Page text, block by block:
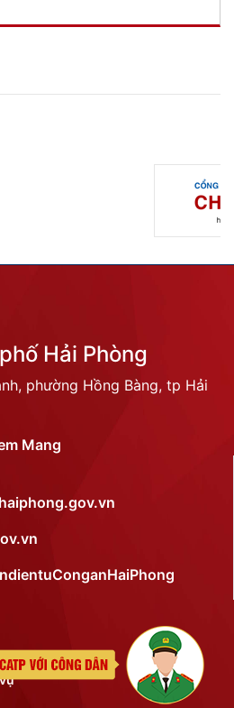
Hải Phòng
phường Hồng Bàng, tp Hải
thành phố